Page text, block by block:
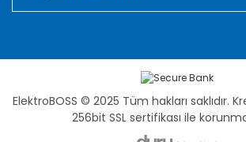
ElektroBOSS © 2025 Tüm hakları saklıdır.
256bit SSL sertifikası ile